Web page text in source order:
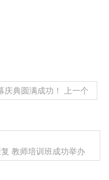
典圆满成功！ 上一个
教师培训班成功举办